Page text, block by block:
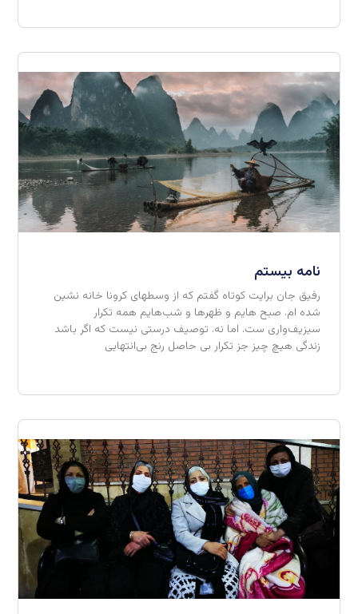
نامه بیستم
رفیق جان برایت کوتاه گفتم که از وسطهای کرونا خانه نشین
شده ام. صبح هایم و ظهرها و شب‌هایم همه تکرار
سیزیف‌واری ست. اما نه. توصیف درستی نیست که اگر باشد
زندگی هیچ چیز جز تکرار بی حاصل رنج بی‌انتهایی